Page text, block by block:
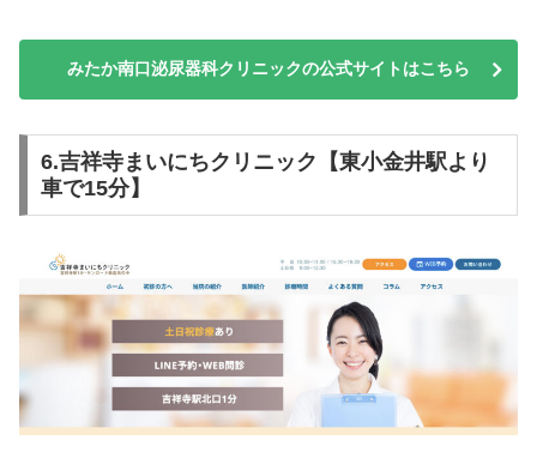
みたか南口泌尿器科クリニックの公式サイトはこちら
6.吉祥寺まいにちクリニック【東小金井駅より
車で15分】